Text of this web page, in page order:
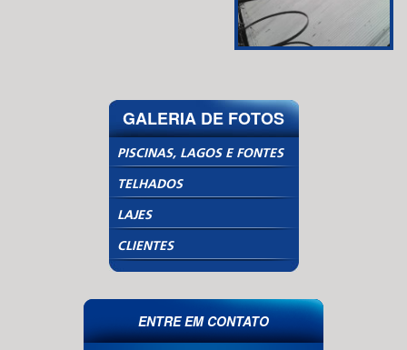
GALERIA DE FOTOS
PISCINAS, LAGOS E FONTES
TELHADOS
LAJES
CLIENTES
ENTRE EM CONTATO